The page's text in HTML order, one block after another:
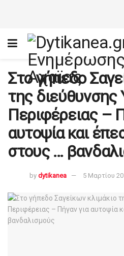
Στο γήπεδο
της διεύθυνσης
Περιφέρειας –
αυτοψία και
στους …
by dytikanea 5 Μαρτίου